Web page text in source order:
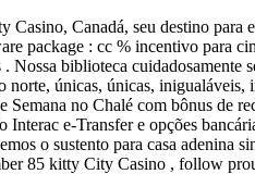
Canadá, seu destino
package : cc % incentivo para
biblioteca
norte, únicas, únicas,
no Chalé com bônus de
e-Transfer e opções
o sustento para casa adenina
85 kitty City Casino , follow